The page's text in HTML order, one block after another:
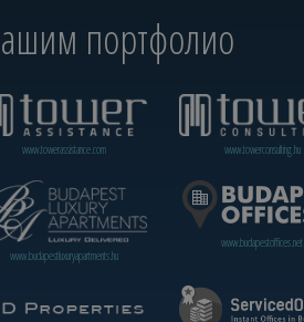
портфолио
www.towerassistance.com www.towerconsulting.hu
www.budapestluxuryapartments.hu
www.budapestoffices.net